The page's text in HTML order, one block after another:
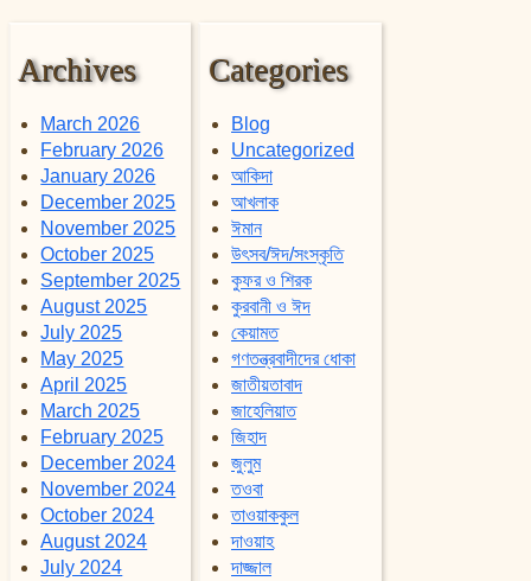
Archives
March 2026
February 2026
January 2026
December 2025
November 2025
October 2025
September 2025
August 2025
July 2025
May 2025
April 2025
March 2025
February 2025
December 2024
November 2024
October 2024
August 2024
July 2024
Categories
Blog
Uncategorized
আকিদা
আখলাক
ঈমান
উৎসব/ঈদ/সংস্কৃতি
কুফর ও শিরক
কুরবানী ও ঈদ
কেয়ামত
গণতন্ত্রবাদীদের ধোকা
জাতীয়তাবাদ
জাহেলিয়াত
জিহাদ
জুলুম
তওবা
তাওয়াককুল
দাওয়াহ
দাজ্জাল